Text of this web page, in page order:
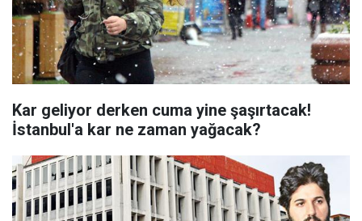
Kar geliyor derken cuma yine şaşırtacak!
İstanbul'a kar ne zaman yağacak?